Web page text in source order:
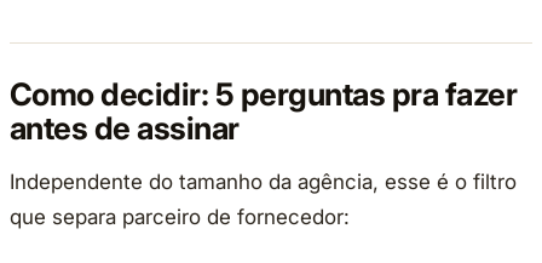
Como decidir: 5 perguntas pra fazer
antes de assinar
Independente do tamanho da agência, esse é o filtro
que separa parceiro de fornecedor: